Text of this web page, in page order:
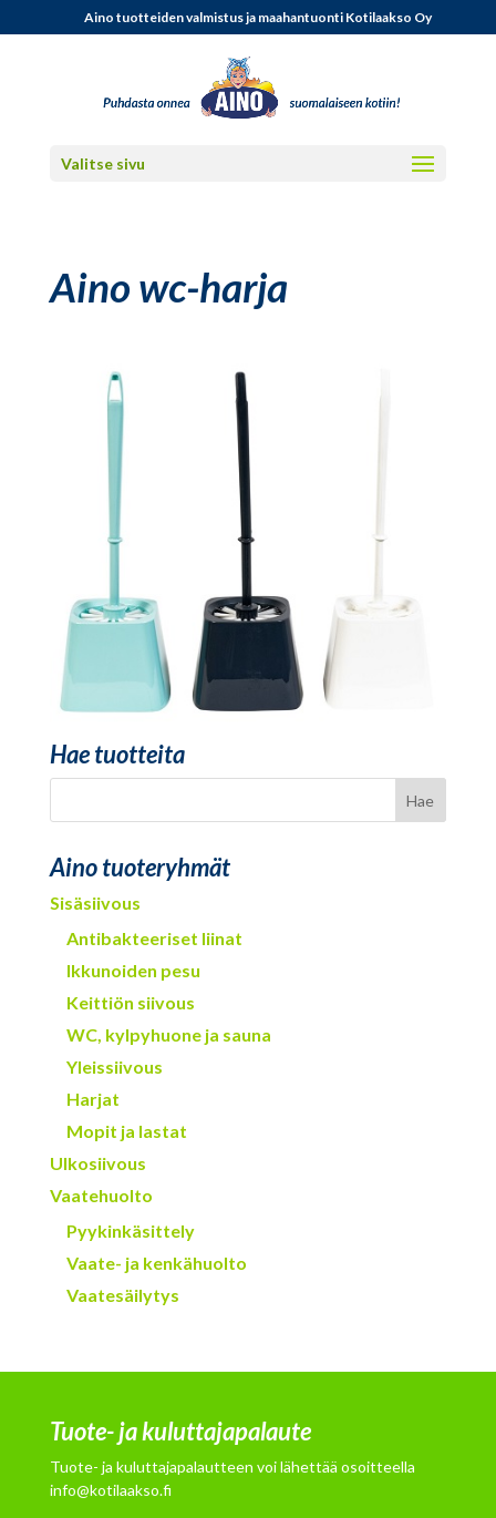
Aino tuotteiden valmistus ja maahantuonti Kotilaakso Oy
Valitse sivu
Aino wc-harja
Hae tuotteita
Aino tuoteryhmät
Sisäsiivous
Antibakteeriset liinat
Ikkunoiden pesu
Keittiön siivous
WC, kylpyhuone ja sauna
Yleissiivous
Harjat
Mopit ja lastat
Ulkosiivous
Vaatehuolto
Pyykinkäsittely
Vaate- ja kenkähuolto
Vaatesäilytys
Tuote- ja kuluttajapalaute
Tuote- ja kuluttajapalautteen voi lähettää osoitteella
info@kotilaakso.fi